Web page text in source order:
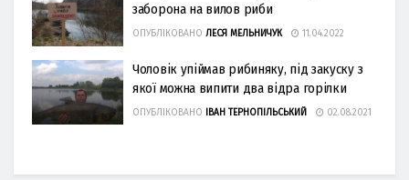
заборона на вилов риби
ОПУБЛІКОВАНО ЛЕСЯ МЕЛЬНИЧУК 11.04.2022
Чоловік упіймав рибиняку, під закуску з
якої можна випити два відра горілки
ОПУБЛІКОВАНО ІВАН ТЕРНОПІЛЬСЬКИЙ 02.08.2021